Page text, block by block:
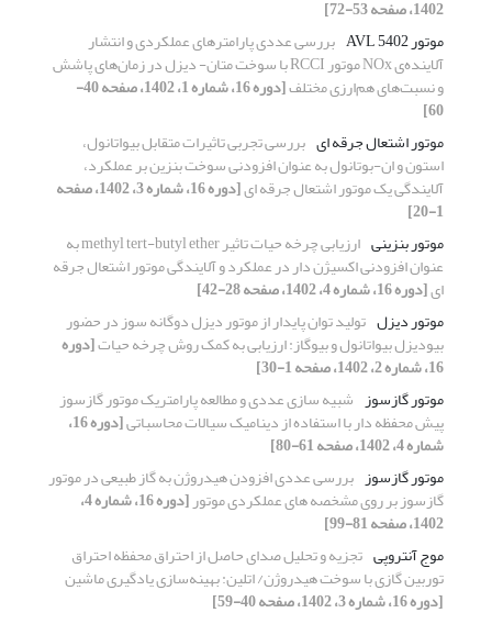
1402، صفحه 53-72]
موتور AVL 5402
بررسی عددی پارامترهای عملکردی و انتشار
آلاینده‌ی NOx موتور RCCI با سوخت متان- دیزل در زمان‌های پاشش
و نسبت‌های هم‌ارزی مختلف [دوره 16، شماره 1، 1402، صفحه 40-
60]
موتور اشتعال جرقه ای بررسی تجربی تاثیرات متقابل بیواتانول،
استون و ان-بوتانول به عنوان افزودنی سوخت بنزین بر عملکرد،
آلایندگی یک موتور اشتعال جرقه ای [دوره 16، شماره 3، 1402، صفحه
1-20]
موتور بنزینی
ارزیابی چرخه حیات تاثیر methyl tert-butyl ether به
عنوان افزودنی اکسیژن دار در عملکرد و آلایندگی موتور اشتعال جرقه
ای[دوره 16، شماره 4، 1402، صفحه 28-42]
موتور دیزل تولید توان پایدار از موتور دیزل دوگانه سوز در حضور
بیودیزل بیواتانول و بیوگاز: ارزیابی به کمک روش چرخه حیات[دوره
16، شماره 2، 1402، صفحه 1-30]
موتور گازسوز شبیه سازی عددی و مطالعه پارامتریک موتور گازسوز
پیش محفظه دار با استفاده از دینامیک سیالات محاسباتی [دوره 16،
شماره 4، 1402، صفحه 61-80]
موتور گازسوز بررسی عددی افزودن هیدروژن به گاز طبیعی در موتور
گازسوز بر روی مشخصه های عملکردی موتور [دوره 16، شماره 4،
1402، صفحه 81-99]
موج آنتروپی تجزیه و تحلیل صدای حاصل از احتراق محفظه احتراق
توربین گازی با سوخت هیدروژن/ اتلین: بهینه‌سازی یادگیری ماشین
[دوره 16، شماره 3، 1402، صفحه 40-59]